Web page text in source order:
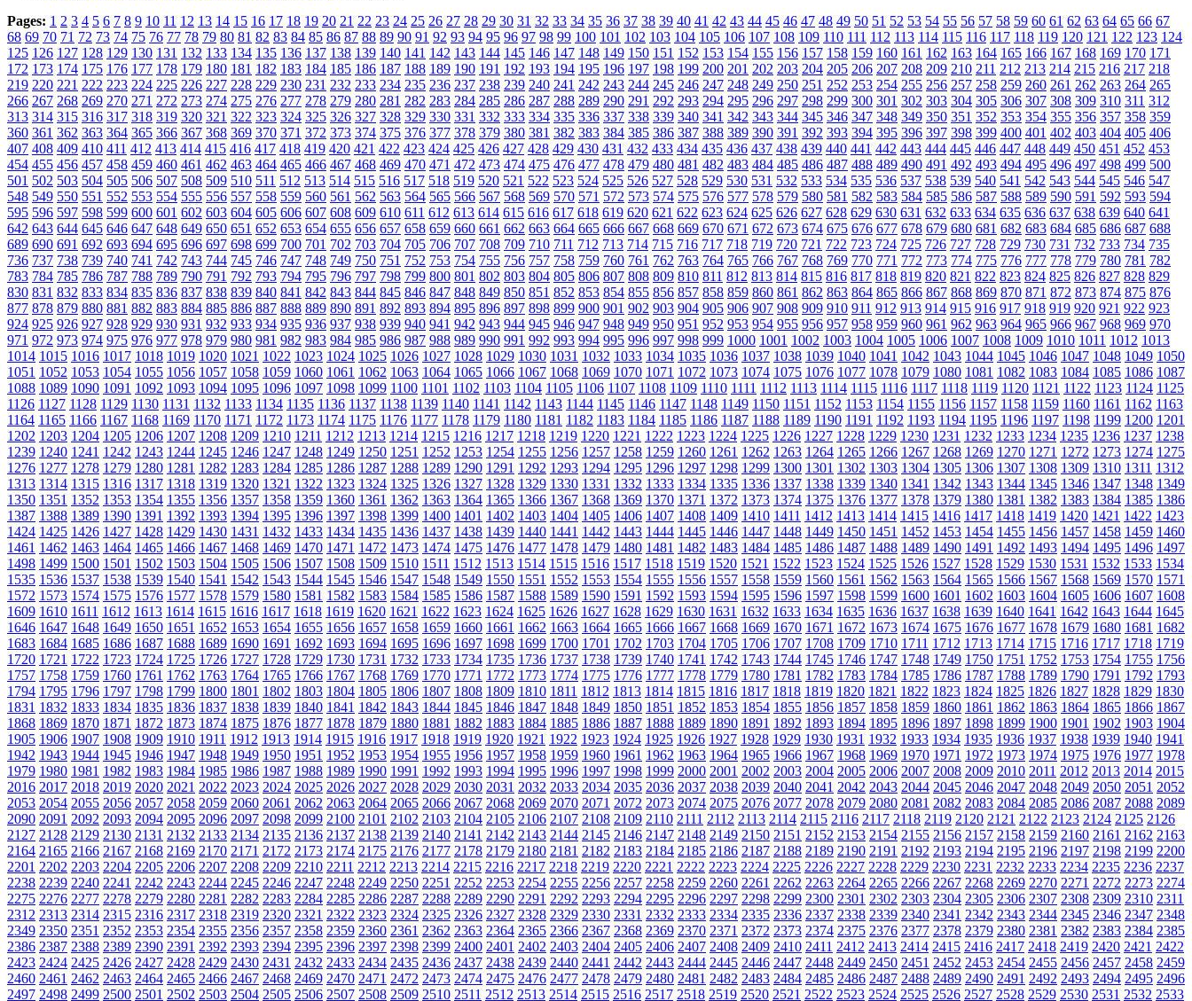
Pages: 1 2 3 4 5 6 7 8 9 10 11 12 13 14 15 16 17 18 19 20 21 22 23 24 25 26 27 28 29 30 31 32 33 34 35 36 37 38 39 40 41 42 43 44 45 46 47 48 49 50 51 52 53 54 55 56 57 58 59 60 61 62 63 64 65 66 67
68 69 70 71 72 73 74 75 76 77 78 79 80 81 82 83 84 85 86 87 88 89 90 91 92 93 94 95 96 97 98 99 100 101 102 103 104 105 106 107 108 109 110 111 112 113 114 115 116 117 118 119 120 121 122 123 124
125 126 127 128 129 130 131 132 133 134 135 136 137 138 139 140 141 142 143 144 145 146 147 148 149 150 151 152 153 154 155 156 157 158 159 160 161 162 163 164 165 166 167 168 169 170 171
172 173 174 175 176 177 178 179 180 181 182 183 184 185 186 187 188 189 190 191 192 193 194 195 196 197 198 199 200 201 202 203 204 205 206 207 208 209 210 211 212 213 214 215 216 217 218
219 220 221 222 223 224 225 226 227 228 229 230 231 232 233 234 235 236 237 238 239 240 241 242 243 244 245 246 247 248 249 250 251 252 253 254 255 256 257 258 259 260 261 262 263 264 265
266 267 268 269 270 271 272 273 274 275 276 277 278 279 280 281 282 283 284 285 286 287 288 289 290 291 292 293 294 295 296 297 298 299 300 301 302 303 304 305 306 307 308 309 310 311 312
313 314 315 316 317 318 319 320 321 322 323 324 325 326 327 328 329 330 331 332 333 334 335 336 337 338 339 340 341 342 343 344 345 346 347 348 349 350 351 352 353 354 355 356 357 358 359
360 361 362 363 364 365 366 367 368 369 370 371 372 373 374 375 376 377 378 379 380 381 382 383 384 385 386 387 388 389 390 391 392 393 394 395 396 397 398 399 400 401 402 403 404 405 406
407 408 409 410 411 412 413 414 415 416 417 418 419 420 421 422 423 424 425 426 427 428 429 430 431 432 433 434 435 436 437 438 439 440 441 442 443 444 445 446 447 448 449 450 451 452 453
454 455 456 457 458 459 460 461 462 463 464 465 466 467 468 469 470 471 472 473 474 475 476 477 478 479 480 481 482 483 484 485 486 487 488 489 490 491 492 493 494 495 496 497 498 499 500
501 502 503 504 505 506 507 508 509 510 511 512 513 514 515 516 517 518 519 520 521 522 523 524 525 526 527 528 529 530 531 532 533 534 535 536 537 538 539 540 541 542 543 544 545 546 547
548 549 550 551 552 553 554 555 556 557 558 559 560 561 562 563 564 565 566 567 568 569 570 571 572 573 574 575 576 577 578 579 580 581 582 583 584 585 586 587 588 589 590 591 592 593 594
595 596 597 598 599 600 601 602 603 604 605 606 607 608 609 610 611 612 613 614 615 616 617 618 619 620 621 622 623 624 625 626 627 628 629 630 631 632 633 634 635 636 637 638 639 640 641
642 643 644 645 646 647 648 649 650 651 652 653 654 655 656 657 658 659 660 661 662 663 664 665 666 667 668 669 670 671 672 673 674 675 676 677 678 679 680 681 682 683 684 685 686 687 688
689 690 691 692 693 694 695 696 697 698 699 700 701 702 703 704 705 706 707 708 709 710 711 712 713 714 715 716 717 718 719 720 721 722 723 724 725 726 727 728 729 730 731 732 733 734 735
736 737 738 739 740 741 742 743 744 745 746 747 748 749 750 751 752 753 754 755 756 757 758 759 760 761 762 763 764 765 766 767 768 769 770 771 772 773 774 775 776 777 778 779 780 781 782
783 784 785 786 787 788 789 790 791 792 793 794 795 796 797 798 799 800 801 802 803 804 805 806 807 808 809 810 811 812 813 814 815 816 817 818 819 820 821 822 823 824 825 826 827 828 829
830 831 832 833 834 835 836 837 838 839 840 841 842 843 844 845 846 847 848 849 850 851 852 853 854 855 856 857 858 859 860 861 862 863 864 865 866 867 868 869 870 871 872 873 874 875 876
877 878 879 880 881 882 883 884 885 886 887 888 889 890 891 892 893 894 895 896 897 898 899 900 901 902 903 904 905 906 907 908 909 910 911 912 913 914 915 916 917 918 919 920 921 922 923
924 925 926 927 928 929 930 931 932 933 934 935 936 937 938 939 940 941 942 943 944 945 946 947 948 949 950 951 952 953 954 955 956 957 958 959 960 961 962 963 964 965 966 967 968 969 970
971 972 973 974 975 976 977 978 979 980 981 982 983 984 985 986 987 988 989 990 991 992 993 994 995 996 997 998 999 1000 1001 1002 1003 1004 1005 1006 1007 1008 1009 1010 1011 1012 1013
1014 1015 1016 1017 1018 1019 1020 1021 1022 1023 1024 1025 1026 1027 1028 1029 1030 1031 1032 1033 1034 1035 1036 1037 1038 1039 1040 1041 1042 1043 1044 1045 1046 1047 1048 1049 1050
1051 1052 1053 1054 1055 1056 1057 1058 1059 1060 1061 1062 1063 1064 1065 1066 1067 1068 1069 1070 1071 1072 1073 1074 1075 1076 1077 1078 1079 1080 1081 1082 1083 1084 1085 1086 1087
1088 1089 1090 1091 1092 1093 1094 1095 1096 1097 1098 1099 1100 1101 1102 1103 1104 1105 1106 1107 1108 1109 1110 1111 1112 1113 1114 1115 1116 1117 1118 1119 1120 1121 1122 1123 1124 1125
1126 1127 1128 1129 1130 1131 1132 1133 1134 1135 1136 1137 1138 1139 1140 1141 1142 1143 1144 1145 1146 1147 1148 1149 1150 1151 1152 1153 1154 1155 1156 1157 1158 1159 1160 1161 1162 1163
1164 1165 1166 1167 1168 1169 1170 1171 1172 1173 1174 1175 1176 1177 1178 1179 1180 1181 1182 1183 1184 1185 1186 1187 1188 1189 1190 1191 1192 1193 1194 1195 1196 1197 1198 1199 1200 1201
1202 1203 1204 1205 1206 1207 1208 1209 1210 1211 1212 1213 1214 1215 1216 1217 1218 1219 1220 1221 1222 1223 1224 1225 1226 1227 1228 1229 1230 1231 1232 1233 1234 1235 1236 1237 1238
1239 1240 1241 1242 1243 1244 1245 1246 1247 1248 1249 1250 1251 1252 1253 1254 1255 1256 1257 1258 1259 1260 1261 1262 1263 1264 1265 1266 1267 1268 1269 1270 1271 1272 1273 1274 1275
1276 1277 1278 1279 1280 1281 1282 1283 1284 1285 1286 1287 1288 1289 1290 1291 1292 1293 1294 1295 1296 1297 1298 1299 1300 1301 1302 1303 1304 1305 1306 1307 1308 1309 1310 1311 1312
1313 1314 1315 1316 1317 1318 1319 1320 1321 1322 1323 1324 1325 1326 1327 1328 1329 1330 1331 1332 1333 1334 1335 1336 1337 1338 1339 1340 1341 1342 1343 1344 1345 1346 1347 1348 1349
1350 1351 1352 1353 1354 1355 1356 1357 1358 1359 1360 1361 1362 1363 1364 1365 1366 1367 1368 1369 1370 1371 1372 1373 1374 1375 1376 1377 1378 1379 1380 1381 1382 1383 1384 1385 1386
1387 1388 1389 1390 1391 1392 1393 1394 1395 1396 1397 1398 1399 1400 1401 1402 1403 1404 1405 1406 1407 1408 1409 1410 1411 1412 1413 1414 1415 1416 1417 1418 1419 1420 1421 1422 1423
1424 1425 1426 1427 1428 1429 1430 1431 1432 1433 1434 1435 1436 1437 1438 1439 1440 1441 1442 1443 1444 1445 1446 1447 1448 1449 1450 1451 1452 1453 1454 1455 1456 1457 1458 1459 1460
1461 1462 1463 1464 1465 1466 1467 1468 1469 1470 1471 1472 1473 1474 1475 1476 1477 1478 1479 1480 1481 1482 1483 1484 1485 1486 1487 1488 1489 1490 1491 1492 1493 1494 1495 1496 1497
1498 1499 1500 1501 1502 1503 1504 1505 1506 1507 1508 1509 1510 1511 1512 1513 1514 1515 1516 1517 1518 1519 1520 1521 1522 1523 1524 1525 1526 1527 1528 1529 1530 1531 1532 1533 1534
1535 1536 1537 1538 1539 1540 1541 1542 1543 1544 1545 1546 1547 1548 1549 1550 1551 1552 1553 1554 1555 1556 1557 1558 1559 1560 1561 1562 1563 1564 1565 1566 1567 1568 1569 1570 1571
1572 1573 1574 1575 1576 1577 1578 1579 1580 1581 1582 1583 1584 1585 1586 1587 1588 1589 1590 1591 1592 1593 1594 1595 1596 1597 1598 1599 1600 1601 1602 1603 1604 1605 1606 1607 1608
1609 1610 1611 1612 1613 1614 1615 1616 1617 1618 1619 1620 1621 1622 1623 1624 1625 1626 1627 1628 1629 1630 1631 1632 1633 1634 1635 1636 1637 1638 1639 1640 1641 1642 1643 1644 1645
1646 1647 1648 1649 1650 1651 1652 1653 1654 1655 1656 1657 1658 1659 1660 1661 1662 1663 1664 1665 1666 1667 1668 1669 1670 1671 1672 1673 1674 1675 1676 1677 1678 1679 1680 1681 1682
1683 1684 1685 1686 1687 1688 1689 1690 1691 1692 1693 1694 1695 1696 1697 1698 1699 1700 1701 1702 1703 1704 1705 1706 1707 1708 1709 1710 1711 1712 1713 1714 1715 1716 1717 1718 1719
1720 1721 1722 1723 1724 1725 1726 1727 1728 1729 1730 1731 1732 1733 1734 1735 1736 1737 1738 1739 1740 1741 1742 1743 1744 1745 1746 1747 1748 1749 1750 1751 1752 1753 1754 1755 1756
1757 1758 1759 1760 1761 1762 1763 1764 1765 1766 1767 1768 1769 1770 1771 1772 1773 1774 1775 1776 1777 1778 1779 1780 1781 1782 1783 1784 1785 1786 1787 1788 1789 1790 1791 1792 1793
1794 1795 1796 1797 1798 1799 1800 1801 1802 1803 1804 1805 1806 1807 1808 1809 1810 1811 1812 1813 1814 1815 1816 1817 1818 1819 1820 1821 1822 1823 1824 1825 1826 1827 1828 1829 1830
1831 1832 1833 1834 1835 1836 1837 1838 1839 1840 1841 1842 1843 1844 1845 1846 1847 1848 1849 1850 1851 1852 1853 1854 1855 1856 1857 1858 1859 1860 1861 1862 1863 1864 1865 1866 1867
1868 1869 1870 1871 1872 1873 1874 1875 1876 1877 1878 1879 1880 1881 1882 1883 1884 1885 1886 1887 1888 1889 1890 1891 1892 1893 1894 1895 1896 1897 1898 1899 1900 1901 1902 1903 1904
1905 1906 1907 1908 1909 1910 1911 1912 1913 1914 1915 1916 1917 1918 1919 1920 1921 1922 1923 1924 1925 1926 1927 1928 1929 1930 1931 1932 1933 1934 1935 1936 1937 1938 1939 1940 1941
1942 1943 1944 1945 1946 1947 1948 1949 1950 1951 1952 1953 1954 1955 1956 1957 1958 1959 1960 1961 1962 1963 1964 1965 1966 1967 1968 1969 1970 1971 1972 1973 1974 1975 1976 1977 1978
1979 1980 1981 1982 1983 1984 1985 1986 1987 1988 1989 1990 1991 1992 1993 1994 1995 1996 1997 1998 1999 2000 2001 2002 2003 2004 2005 2006 2007 2008 2009 2010 2011 2012 2013 2014 2015
2016 2017 2018 2019 2020 2021 2022 2023 2024 2025 2026 2027 2028 2029 2030 2031 2032 2033 2034 2035 2036 2037 2038 2039 2040 2041 2042 2043 2044 2045 2046 2047 2048 2049 2050 2051 2052
2053 2054 2055 2056 2057 2058 2059 2060 2061 2062 2063 2064 2065 2066 2067 2068 2069 2070 2071 2072 2073 2074 2075 2076 2077 2078 2079 2080 2081 2082 2083 2084 2085 2086 2087 2088 2089
2090 2091 2092 2093 2094 2095 2096 2097 2098 2099 2100 2101 2102 2103 2104 2105 2106 2107 2108 2109 2110 2111 2112 2113 2114 2115 2116 2117 2118 2119 2120 2121 2122 2123 2124 2125 2126
2127 2128 2129 2130 2131 2132 2133 2134 2135 2136 2137 2138 2139 2140 2141 2142 2143 2144 2145 2146 2147 2148 2149 2150 2151 2152 2153 2154 2155 2156 2157 2158 2159 2160 2161 2162 2163
2164 2165 2166 2167 2168 2169 2170 2171 2172 2173 2174 2175 2176 2177 2178 2179 2180 2181 2182 2183 2184 2185 2186 2187 2188 2189 2190 2191 2192 2193 2194 2195 2196 2197 2198 2199 2200
2201 2202 2203 2204 2205 2206 2207 2208 2209 2210 2211 2212 2213 2214 2215 2216 2217 2218 2219 2220 2221 2222 2223 2224 2225 2226 2227 2228 2229 2230 2231 2232 2233 2234 2235 2236 2237
2238 2239 2240 2241 2242 2243 2244 2245 2246 2247 2248 2249 2250 2251 2252 2253 2254 2255 2256 2257 2258 2259 2260 2261 2262 2263 2264 2265 2266 2267 2268 2269 2270 2271 2272 2273 2274
2275 2276 2277 2278 2279 2280 2281 2282 2283 2284 2285 2286 2287 2288 2289 2290 2291 2292 2293 2294 2295 2296 2297 2298 2299 2300 2301 2302 2303 2304 2305 2306 2307 2308 2309 2310 2311
2312 2313 2314 2315 2316 2317 2318 2319 2320 2321 2322 2323 2324 2325 2326 2327 2328 2329 2330 2331 2332 2333 2334 2335 2336 2337 2338 2339 2340 2341 2342 2343 2344 2345 2346 2347 2348
2349 2350 2351 2352 2353 2354 2355 2356 2357 2358 2359 2360 2361 2362 2363 2364 2365 2366 2367 2368 2369 2370 2371 2372 2373 2374 2375 2376 2377 2378 2379 2380 2381 2382 2383 2384 2385
2386 2387 2388 2389 2390 2391 2392 2393 2394 2395 2396 2397 2398 2399 2400 2401 2402 2403 2404 2405 2406 2407 2408 2409 2410 2411 2412 2413 2414 2415 2416 2417 2418 2419 2420 2421 2422
2423 2424 2425 2426 2427 2428 2429 2430 2431 2432 2433 2434 2435 2436 2437 2438 2439 2440 2441 2442 2443 2444 2445 2446 2447 2448 2449 2450 2451 2452 2453 2454 2455 2456 2457 2458 2459
2460 2461 2462 2463 2464 2465 2466 2467 2468 2469 2470 2471 2472 2473 2474 2475 2476 2477 2478 2479 2480 2481 2482 2483 2484 2485 2486 2487 2488 2489 2490 2491 2492 2493 2494 2495 2496
2497 2498 2499 2500 2501 2502 2503 2504 2505 2506 2507 2508 2509 2510 2511 2512 2513 2514 2515 2516 2517 2518 2519 2520 2521 2522 2523 2524 2525 2526 2527 2528 2529 2530 2531 2532 2533